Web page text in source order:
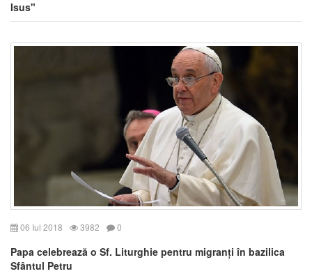
Isus"
06 Iul 2018 3982 0
Papa celebrează o Sf. Liturghie pentru migranți în bazilica
Sfântul Petru